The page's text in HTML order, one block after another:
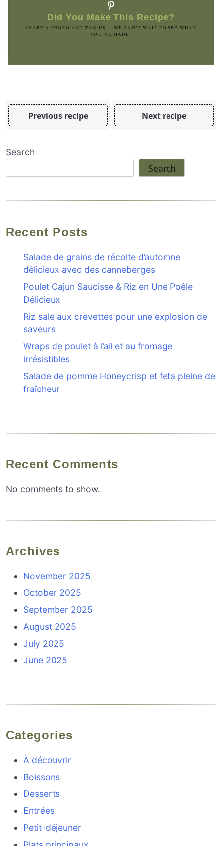
Did You Make This Recipe?
SHARE A PHOTO AND TAG US — WE CAN’T WAIT TO SEE WHAT
YOU’VE MADE!
Previous recipe Next recipe
Search
Search
Recent Posts
Salade de grains de récolte d’automne
délicieux avec des canneberges
Poulet Cajun Saucisse & Riz en Une Poêle
Délicieux
Riz sale aux crevettes pour une explosion de
saveurs
Wraps de poulet à l’ail et au fromage
irrésistibles
Salade de pomme Honeycrisp et feta pleine de
fraîcheur
Recent Comments
No comments to show.
Archives
November 2025
October 2025
September 2025
August 2025
July 2025
June 2025
Categories
À découvrir
Boissons
Desserts
Entrées
Petit-déjeuner